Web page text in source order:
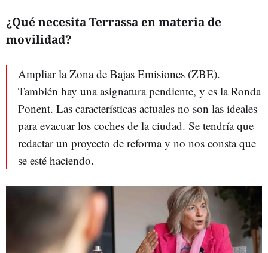
¿Qué necesita Terrassa en materia de
movilidad?
Ampliar la Zona de Bajas Emisiones (ZBE).
También hay una asignatura pendiente, y es la Ronda
Ponent. Las características actuales no son las ideales
para evacuar los coches de la ciudad. Se tendría que
redactar un proyecto de reforma y no nos consta que
se esté haciendo.